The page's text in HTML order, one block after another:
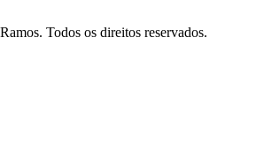
Todos os direitos reservados.